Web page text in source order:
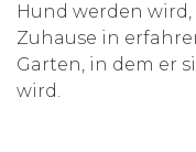
Hund werden
Zuhause in
Garten, in dem er
wird.